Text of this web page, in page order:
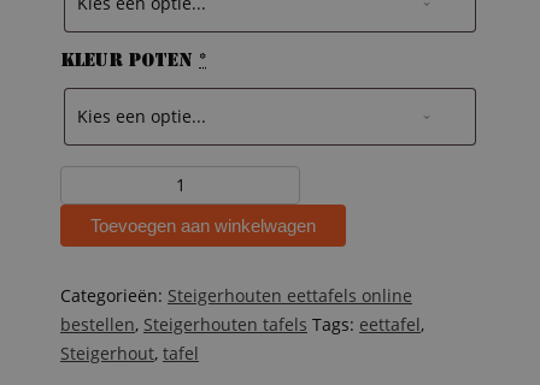
Kleur poten *
tafel
Toevoegen aan winkelwagen
Categorieën: Steigerhouten eettafels online
bestellen, Steigerhouten tafels Tags: eettafel,
Steigerhout, tafel